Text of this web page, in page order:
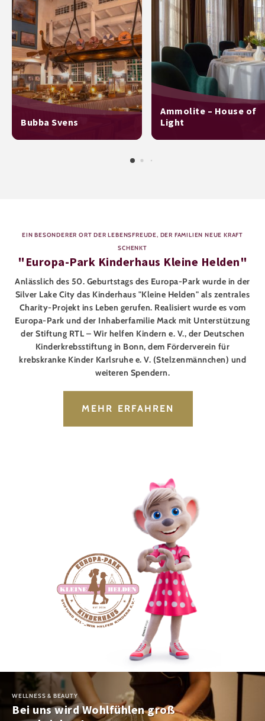
Bubba Svens
Ammolite – House of
Light
EIN BESONDERER ORT DER LEBENSFREUDE, DER FAMILIEN NEUE KRAFT
SCHENKT
"Europa-Park Kinderhaus Kleine Helden"
Anlässlich des 50. Geburtstags des Europa-Park wurde in der
Silver Lake City das Kinderhaus "Kleine Helden" als zentrales
Charity-Projekt ins Leben gerufen. Realisiert wurde es vom
Europa-Park und der Inhaberfamilie Mack mit Unterstützung
der Stiftung RTL – Wir helfen Kindern e. V., der Deutschen
Kinderkrebsstiftung in Bonn, dem Förderverein für
krebskranke Kinder Karlsruhe e. V. (Stelzenmännchen) und
weiteren Spendern.
MEHR ERFAHREN
WELLNESS & BEAUTY
Bei uns wird Wohlfühlen groß